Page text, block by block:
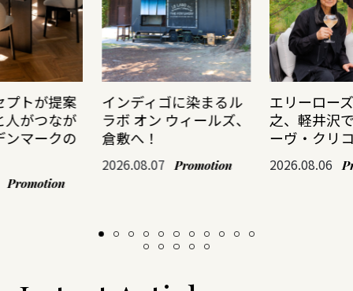
プトが提案
人がつなが
ンマークの
Promotion
インディゴに染まるル
ラボ オン ウィールズ、
倉敷へ！
2026.08.07 Promotion
エリーロー
之、軽井沢
ーヴ・クリ
2026.08.06